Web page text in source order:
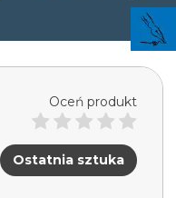
Oceń produkt
Ostatnia sztuka